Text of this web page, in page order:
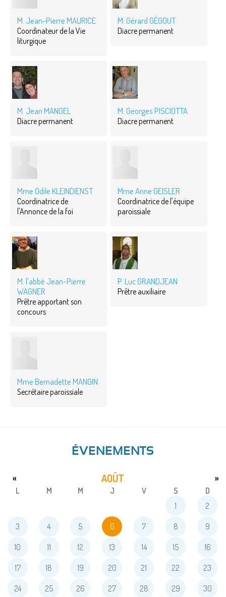
M. Jean-Pierre MAURICE
Coordinateur de la Vie
liturgique
M. Gérard GÉGOUT
Diacre permanent
M. Jean MANGEL
Diacre permanent
M. Georges PISCIOTTA
Diacre permanent
Mme Odile KLEINDIENST
Coordinatrice de
l'Annonce de la foi
Mme Anne GEISLER
Coordinatrice de l'équipe
paroissiale
M. l'abbé Jean-Pierre
WAGNER
Prêtre apportant son
concours
P. Luc GRANDJEAN
Prêtre auxiliaire
Mme Bernadette MANGIN
Secrétaire paroissiale
ÉVENEMENTS
AOÛT
« »
L M M J V S
D
1
2
3 4 5 6 7 8 9
10 11 12 13 14 15 16
17 18 19 20 21 22 23
24 25 26 27 28 29 30